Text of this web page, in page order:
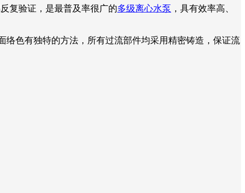
复验证，是最普及率很广的多级离心水泵 ，具有效率高、
络色有独特的方法，所有过流部件均采用精密铸造，保证流